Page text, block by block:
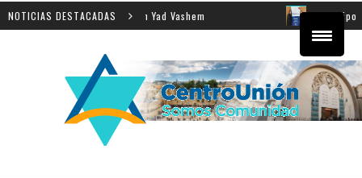
NOTICIAS DESTACADAS
de la Shoá en Yad Vashem El equipo